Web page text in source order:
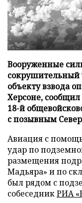
Вооруженные
сокрушительный
объекту взвода
Херсоне,
18-й
с позывным
Авиация с
удар по
размещения
Мадьяра» и по
был рядом с
собеседникРИА